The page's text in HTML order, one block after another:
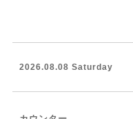
2026.08.08 Saturday